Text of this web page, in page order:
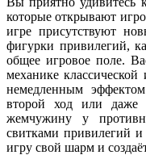
которые открывают
игре присутствуют
фигурки привилегий,
общее игровое поле.
механике
немедленным
второй ход или даже
жемчужину у
свитками привилегий
игру свой шарм и